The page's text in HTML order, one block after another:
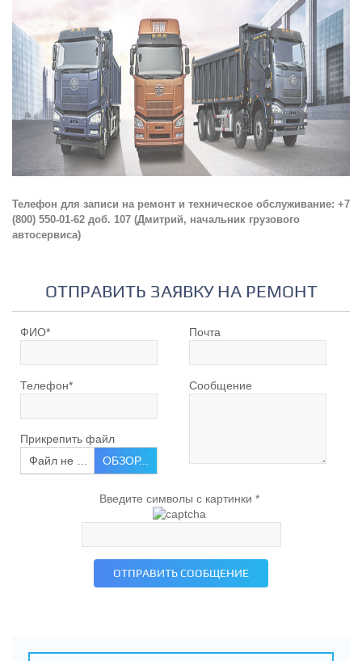
Телефон для записи на ремонт и техническое обслуживание: +7
(800) 550-01-62 доб. 107 (Дмитрий, начальник грузового
автосервиса)
ОТПРАВИТЬ ЗАЯВКУ НА РЕМОНТ
ФИО*
Телефон*
Прикрепить файл
Файл не выбранОБЗОР...
Почта
Сообщение
Введите символы с картинки *
ОТПРАВИТЬ СООБЩЕНИЕ